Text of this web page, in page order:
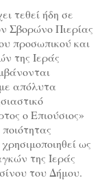
τεθεί ήδη σε
Σβορώνο Πιερίας
προσωπικού και
της Ιεράς
με απόλυτα
ο Επιούσιος»
ως
της Ιεράς
του Δήμου.